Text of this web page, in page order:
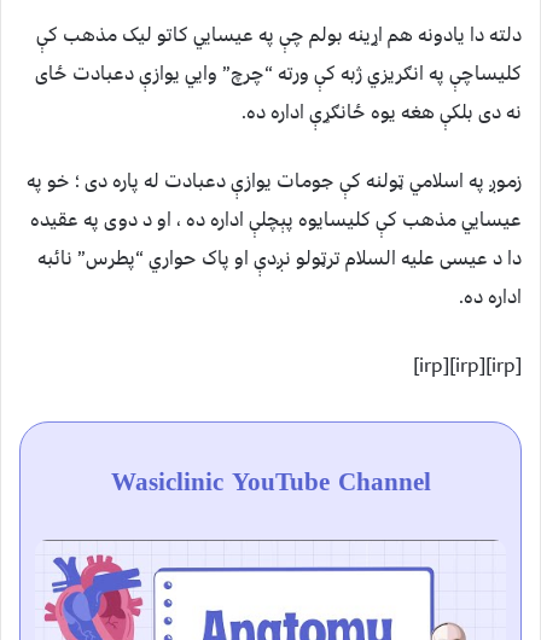
دلته دا يادونه هم اړينه بولم چې په عيسايي کاتو ليک مذهب کې
کليساچې په انګريزي ژبه کې ورته “چرچ” وايي يوازې دعبادت ځای
نه دی بلکې هغه يوه ځانګړې اداره ده.
زموږ په اسلامي ټولنه کې جومات يوازې دعبادت له پاره دی ؛ خو په
عيسايي مذهب کې کليسايوه پېچلې اداره ده ، او د دوی په عقيده
دا د عيسی عليه السلام ترټولو نږدې او پاک حواري “پطرس” نائبه
اداره ده.
[irp][irp][irp]
Wasiclinic YouTube Channel